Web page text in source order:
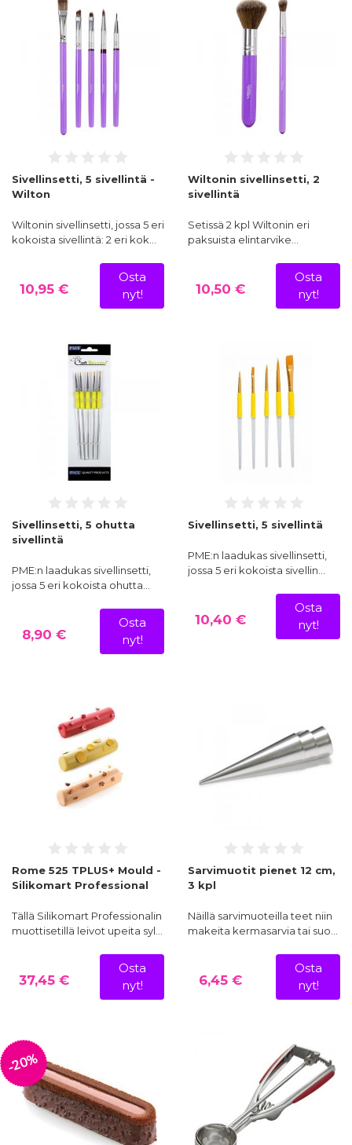
Sivellinsetti, 5 sivellintä -
Wilton
Wiltonin sivellinsetti, jossa 5 eri
kokoista sivellintä: 2 eri kok…
10,95 €
Osta
nyt!
Wiltonin sivellinsetti, 2
sivellintä
Setissä 2 kpl Wiltonin eri
paksuista elintarvike…
10,50 €
Osta
nyt!
Sivellinsetti, 5 ohutta
sivellintä
PME:n laadukas sivellinsetti,
jossa 5 eri kokoista ohutta…
8,90 €
Osta
nyt!
Sivellinsetti, 5 sivellintä
PME:n laadukas sivellinsetti,
jossa 5 eri kokoista sivellin…
10,40 €
Osta
nyt!
Rome 525 TPLUS+ Mould -
Silikomart Professional
Tällä Silikomart Professionalin
muottisetillä leivot upeita syl…
37,45 €
Osta
nyt!
Sarvimuotit pienet 12 cm,
3 kpl
Näillä sarvimuoteilla teet niin
makeita kermasarvia tai suo…
6,45 €
Osta
nyt!
-20%